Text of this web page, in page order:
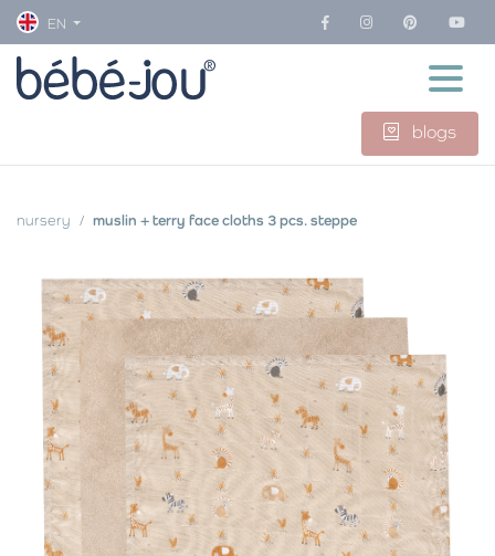
EN
blogs
nursery muslin + terry face cloths 3 pcs. steppe